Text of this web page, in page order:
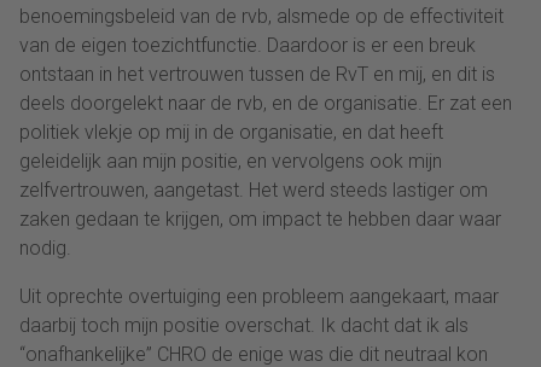
benoemingsbeleid van de rvb, alsmede op de effectiviteit
van de eigen toezichtfunctie. Daardoor is er een breuk
ontstaan in het vertrouwen tussen de RvT en mij, en dit is
deels doorgelekt naar de rvb, en de organisatie. Er zat een
politiek vlekje op mij in de organisatie, en dat heeft
geleidelijk aan mijn positie, en vervolgens ook mijn
zelfvertrouwen, aangetast. Het werd steeds lastiger om
zaken gedaan te krijgen, om impact te hebben daar waar
nodig.
Uit oprechte overtuiging een probleem aangekaart, maar
daarbij toch mijn positie overschat. Ik dacht dat ik als
“onafhankelijke” CHRO de enige was die dit neutraal kon